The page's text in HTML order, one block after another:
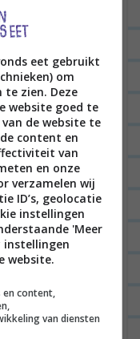
voor dat
eetclub
echt weer
lekker gekookt,
voor de
best goed
eet gebruikt
om
zien. Deze
website goed te
de website te
content en
van
en onze
verzamelen wij
ID’s, geolocatie
instellingen
'Meer
instellingen
website.
en content,
van diensten